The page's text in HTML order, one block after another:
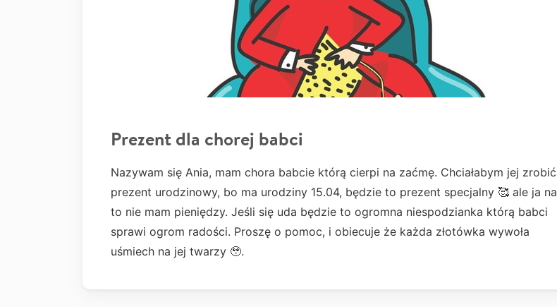
Prezent dla chorej babci
Nazywam się Ania, mam chora babcie którą cierpi na zaćmę. Chciałabym jej zrobić
prezent urodzinowy, bo ma urodziny 15.04, będzie to prezent specjalny 🥰 ale ja na
to nie mam pieniędzy. Jeśli się uda będzie to ogromna niespodzianka którą babci
sprawi ogrom radości. Proszę o pomoc, i obiecuje że każda złotówka wywoła
uśmiech na jej twarzy 🥹.